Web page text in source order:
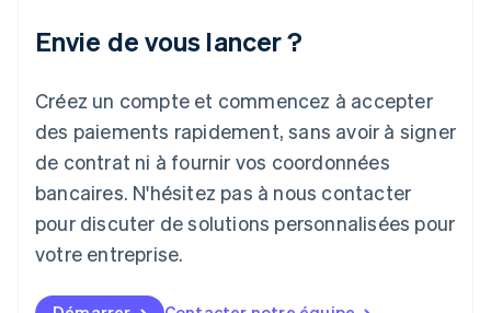
Envie de vous lancer ?
Créez un compte et commencez à accepter
des paiements rapidement, sans avoir à signer
de contrat ni à fournir vos coordonnées
bancaires. N'hésitez pas à nous contacter
pour discuter de solutions personnalisées pour
votre entreprise.
Japon
Lettonie
English
Liechtenstein
DeutschEnglish
Lituanie
Luxembourg
FrançaisDeutschEnglish
English简体中文